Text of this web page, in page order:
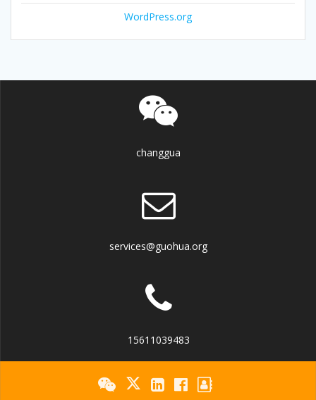
WordPress.org
changgua
services@guohua.org
15611039483